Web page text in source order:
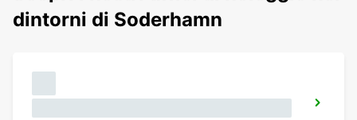
dintorni di Soderhamn